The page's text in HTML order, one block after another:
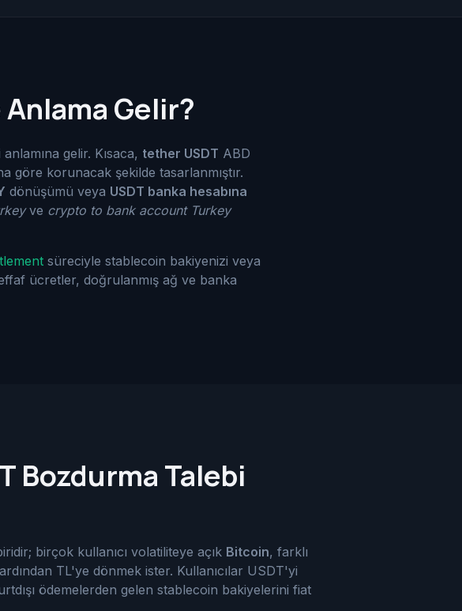
Gelir?
gelir. Kısaca, tether USDT ABD
göre korunacak şekilde tasarlanmıştır.
dönüşümü veya USDT banka hesabına
ve crypto to bank account Turkey
süreciyle stablecoin bakiyenizi veya
ücretler, doğrulanmış ağ ve banka
Bozdurma Talebi
birçok kullanıcı volatiliteye açık Bitcoin, farklı
TL'ye dönmek ister. Kullanıcılar USDT'yi
ödemelerden gelen stablecoin bakiyelerini fiat